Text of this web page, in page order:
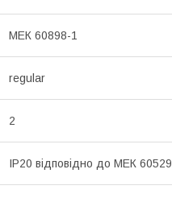
МЕК 60898-1
regular
2
IP20 відповідно до МЕК 60529